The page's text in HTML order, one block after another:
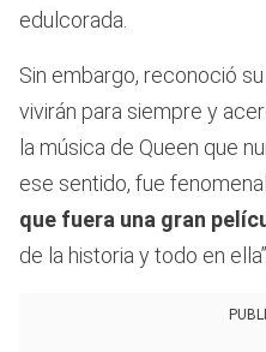
edulcorada.
Sin embargo, reconoció
vivirán para siempre y
la música de Queen que
ese sentido, fue
que fuera una gran
de la historia y todo en